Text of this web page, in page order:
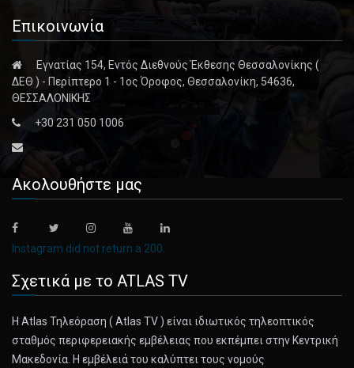
Επικοινωνία
Εγνατίας 154, Εντός Διεθνούς Έκθεσης Θεσσαλονίκης (
ΔΕΘ ) - Περίπτερο 1 - 1ος Όροφος, Θεσσαλονίκη, 54636,
ΘΕΣΣΑΛΟΝΙΚΗΣ
+30 231 050 1006
Ακολουθήστε μας
Instagram did not return a 200.
Σχετικά με το ATLAS TV
Η Atlas Τηλεόραση ( Atlas TV ) είναι ιδιωτικός τηλεοπτικός
σταθμός περιφερειακής εμβέλειας που εκπέμπει στην Κεντρική
Μακεδονία. Η εμβέλειά του καλύπτει τους νομούς